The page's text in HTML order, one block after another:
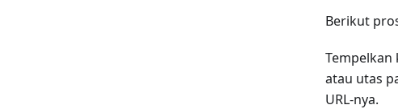
Berikut
atau utas
URL-nya.